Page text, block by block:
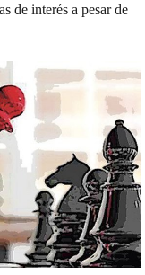
de interés a pesar de